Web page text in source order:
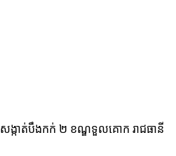
សង្កាត់បឹងកក់ ២ ខណ្ឌទួលគោក រាជធានី